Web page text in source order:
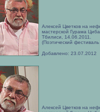
Алексей Цветков на
мастерской Гурама
Тбилиси, 14.06.2011.
(Поэтический
Добавлено: 23.07.2012
Алексей Цветков на